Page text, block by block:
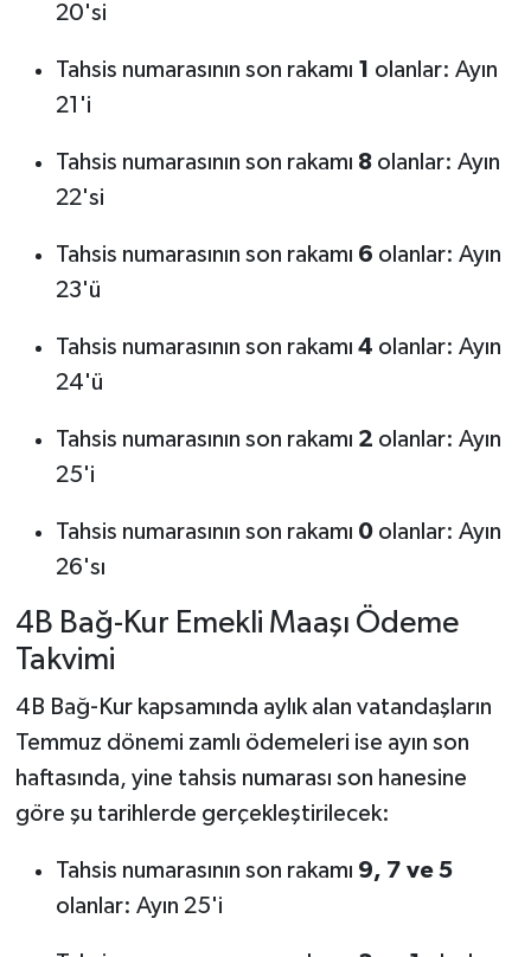
20'si
Tahsis numarasının son rakamı 1 olanlar: Ayın
21'i
Tahsis numarasının son rakamı 8olanlar: Ayın
22'si
Tahsis numarasının son rakamı 6 olanlar: Ayın
23'ü
Tahsis numarasının son rakamı 4 olanlar: Ayın
24'ü
Tahsis numarasının son rakamı 2 olanlar: Ayın
25'i
Tahsis numarasının son rakamı 0olanlar: Ayın
26'sı
4B Bağ-Kur Emekli Maaşı Ödeme
Takvimi
4B Bağ-Kur kapsamında aylık alan vatandaşların
Temmuz dönemi zamlı ödemeleri ise ayın son
haftasında, yine tahsis numarası son hanesine
göre şu tarihlerde gerçekleştirilecek:
Tahsis numarasının son rakamı 9, 7 ve 5
olanlar: Ayın 25'i